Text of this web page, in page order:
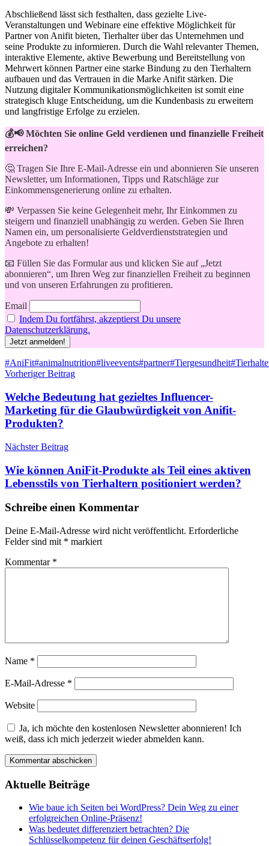
Abschließend lässt sich festhalten, dass gezielte Live-
Veranstaltungen ⁣und ⁣Webinare eine effektive Möglichkeit für⁢
Partner von ‍Anifit bieten, Tierhalter über das Unternehmen und
seine Produkte zu informieren. Durch die Wahl relevanter Themen,
interaktive‌ Elemente, aktive Bewerbung und Bereitstellung von
Mehrwert können Partner eine starke ​Bindung zu den Tierhaltern
⁢aufbauen ‍und das Vertrauen in die Marke Anifit ‌stärken. Die
Nutzung digitaler Kommunikationsmöglichkeiten ist somit eine
strategisch kluge Entscheidung,‍ um die Kundenbasis zu erweitern
und langfristige ⁤Erfolge⁤ zu erzielen.
💰📢 Möchten Sie online Geld verdienen und finanzielle Freiheit
erreichen?
🤔 Tragen Sie Ihre E-Mail-Adresse ein und abonnieren Sie unseren
Newsletter, um Informationen, Tipps und Ratschläge zur
Einkommensgenerierung online zu erhalten.
💸 Verpassen Sie keine Gelegenheit mehr, Ihr Einkommen zu
steigern und finanziell unabhängig zu werden. Geben Sie Ihren
Namen ein, um personalisierte Geldverdienststrategien und
Angebote zu erhalten!
📧 Füllen Sie das Formular aus und klicken Sie auf „Jetzt
abonnieren“, um Ihren Weg zur finanziellen Freiheit zu beginnen
und von unseren Erfahrungen zu profitieren.
Email
Indem Du fortfährst, akzeptierst Du unsere
Datenschutzerklärung.
Schlagwörter
#AniFit#animalnutrition#liveevents#partner#Tiergesundheit
Beitragsnavigation
Vorheriger Beitrag
Welche Bedeutung hat gezieltes Influencer-
Marketing für die Glaubwürdigkeit von Anifit-
Produkten?
Nächster Beitrag
Wie können AniFit-Produkte als Teil eines aktiven
Lebensstils von Tierhaltern positioniert werden?
Schreibe einen Kommentar
Deine E-Mail-Adresse wird nicht veröffentlicht. Erforderliche
Felder sind mit * markiert
Kommentar *
Name *
E-Mail-Adresse *
Website
Ja, ich möchte den kostenlosen Newsletter abonnieren! Ich
weiß, dass ich mich jederzeit wieder abmelden kann.
Aktuelle Beiträge
Wie baue ich Seiten bei WordPress? Dein Weg zu einer
erfolgreichen Online-Präsenz!
Was bedeutet differenziert betrachten? Die
Schlüsselkompetenz für deinen Geschäftserfolg!